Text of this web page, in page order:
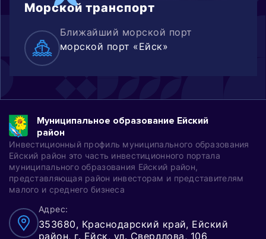
Морской транспорт
Ближайший морской порт
морской порт «Ейск»
Муниципальное образование Ейский
район
Инвестиционный профиль муниципального образования
Ейский район это часть инвестиционного портала
муниципального образования Ейский район,
представляющая район инвесторам и представителям
малого и среднего бизнеса
Адрес:
353680, Краснодарский край, Ейский
район, г. Ейск, ул. Свердлова, 106